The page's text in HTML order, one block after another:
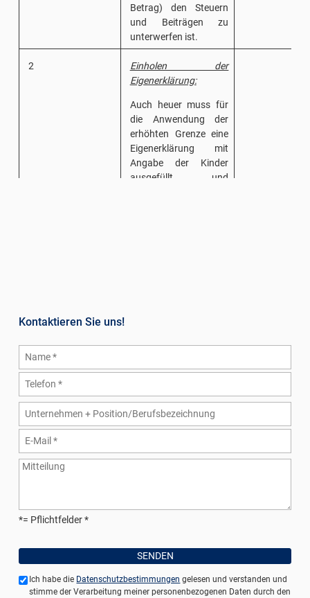
Betrag) den Steuern
und Beiträgen zu
unterwerfen ist.
2
Einholen der
Eigenerklärung:
Auch heuer muss für
die Anwendung der
erhöhten Grenze eine
Eigenerklärung mit
Angabe der Kinder
ausgefüllt und
ausbezahlten
für die
Anwendung der
CU
Kontaktieren Sie uns!
*= Pflichtfelder
Ich habe die Datenschutzbestimmungen gelesen und verstanden und
stimme der Verarbeitung meiner personenbezogenen Daten durch den